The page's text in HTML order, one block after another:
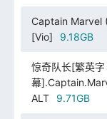
Captain Marvel
[Vio]
9.18GB
惊奇队长[繁英字
幕
ALT
9.71GB